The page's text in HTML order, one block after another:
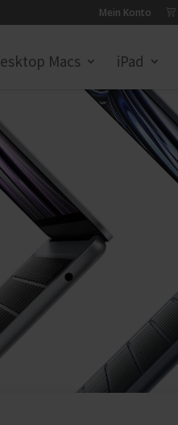
Mein Konto
Macs iPad